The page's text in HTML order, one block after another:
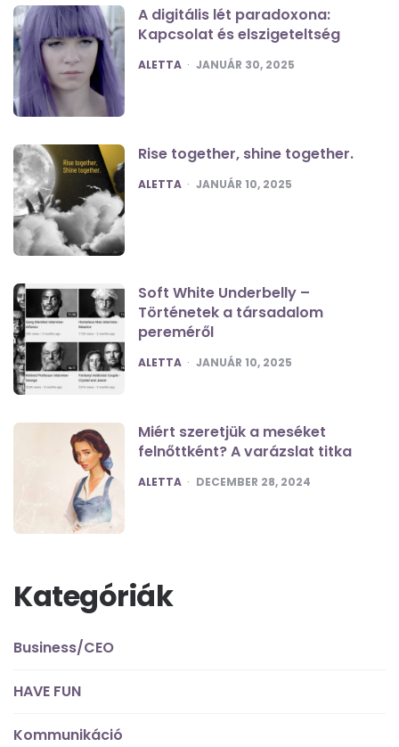
A digitális lét paradoxona:
Kapcsolat és elszigeteltség
POSTED
ALETTA JANUÁR 30, 2025
Rise together, shine together.
POSTED
ALETTA JANUÁR 10, 2025
Soft White Underbelly –
Történetek a társadalom
pereméről
POSTED
ALETTA JANUÁR 10, 2025
Miért szeretjük a meséket
felnőttként? A varázslat titka
POSTED
ALETTA DECEMBER 28, 2024
Kategóriák
Business/CEO
HAVE FUN
Kommunikáció